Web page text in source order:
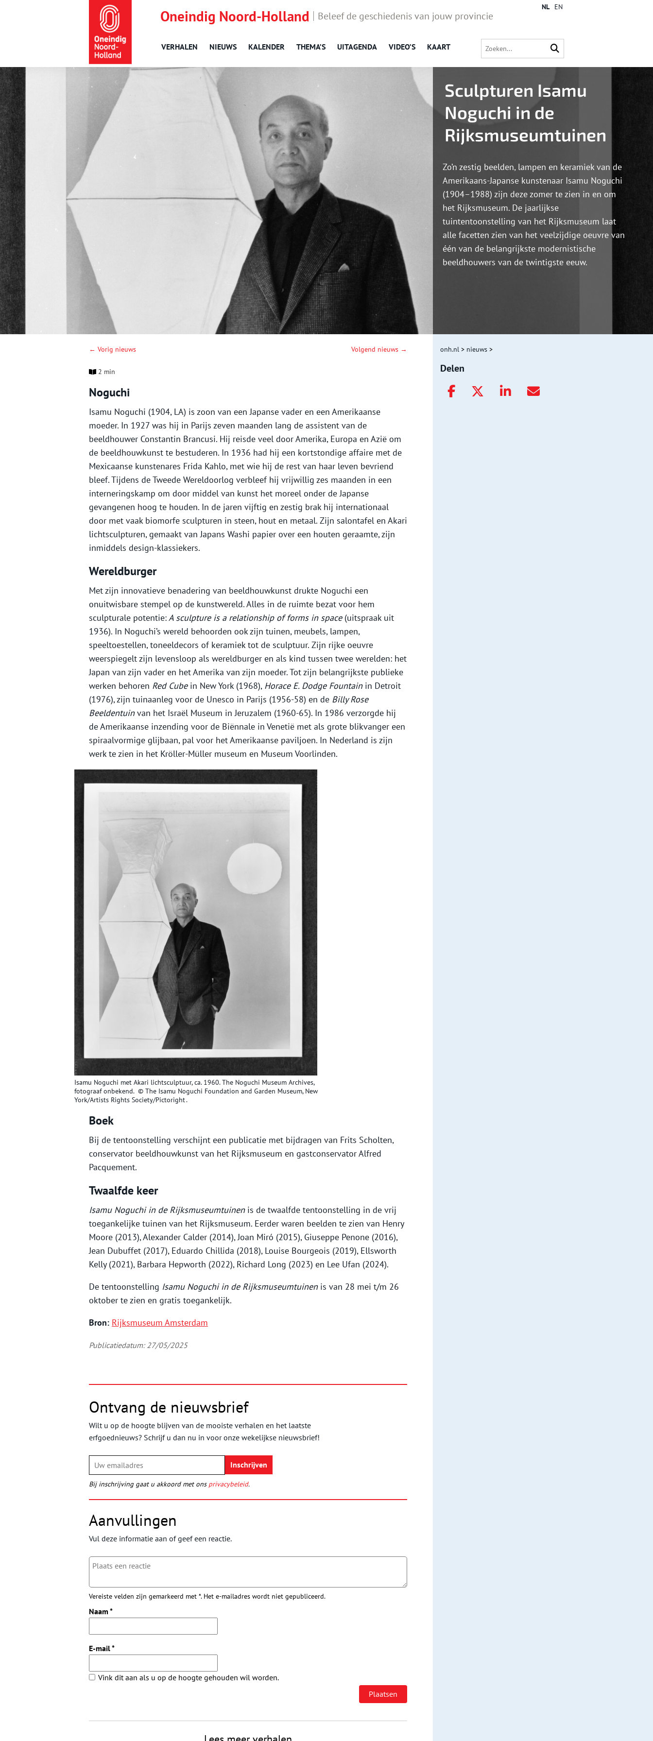
Oneindig Noord-Holland Beleef de geschiedenis van jouw provincie
VERHALEN NIEUWS KALENDER THEMA’S UITAGENDA VIDEO’S KAART
NL EN
Sculpturen Isamu
Noguchi in de
Rijksmuseumtuinen
Zo’n zestig beelden, lampen en keramiek van de
Amerikaans-Japanse kunstenaar Isamu Noguchi
(1904–1988) zijn deze zomer te zien in en om
het Rijksmuseum. De jaarlijkse
tuintentoonstelling van het Rijksmuseum laat
alle facetten zien van het veelzijdige oeuvre van
één van de belangrijkste modernistische
beeldhouwers van de twintigste eeuw.
← Vorig nieuws Volgend nieuws →
2 min
Noguchi
Isamu Noguchi (1904, LA) is zoon van een Japanse vader en een Amerikaanse
moeder. In 1927 was hij in Parijs zeven maanden lang de assistent van de
beeldhouwer Constantin Brancusi. Hij reisde veel door Amerika, Europa en Azië om
de beeldhouwkunst te bestuderen. In 1936 had hij een kortstondige affaire met de
Mexicaanse kunstenares Frida Kahlo, met wie hij de rest van haar leven bevriend
bleef. Tijdens de Tweede Wereldoorlog verbleef hij vrijwillig zes maanden in een
interneringskamp om door middel van kunst het moreel onder de Japanse
gevangenen hoog te houden. In de jaren vijftig en zestig brak hij internationaal
door met vaak biomorfe sculpturen in steen, hout en metaal. Zijn salontafel en Akari
lichtsculpturen, gemaakt van Japans Washi papier over een houten geraamte, zijn
inmiddels design-klassiekers.
Wereldburger
Met zijn innovatieve benadering van beeldhouwkunst drukte Noguchi een
onuitwisbare stempel op de kunstwereld. Alles in de ruimte bezat voor hem
sculpturale potentie:A sculpture is a relationship of forms in space(uitspraak uit
1936). In Noguchi’s wereld behoorden ook zijn tuinen, meubels, lampen,
speeltoestellen, toneeldecors of keramiek tot de sculptuur. Zijn rijke oeuvre
weerspiegelt zijn levensloop als wereldburger en als kind tussen twee werelden: het
Japan van zijn vader en het Amerika van zijn moeder. Tot zijn belangrijkste publieke
werken behoren Red Cubein New York (1968), Horace E. Dodge Fountain in Detroit
(1976), zijn tuinaanleg voor de Unesco in Parijs (1956-58) en de Billy Rose
Beeldentuinvan het Israël Museum in Jeruzalem (1960-65). In 1986 verzorgde hij
de Amerikaanse inzending voor de Biënnale in Venetië met als grote blikvanger een
spiraalvormige glijbaan, pal voor het Amerikaanse paviljoen. In Nederland is zijn
werk te zien in het Kröller-Müller museum en Museum Voorlinden.
Isamu Noguchi met Akari lichtsculptuur, ca. 1960. The Noguchi Museum Archives,
fotograaf onbekend. © The Isamu Noguchi Foundation and Garden Museum, New
York/Artists Rights Society/Pictoright .
Boek
Bij de tentoonstelling verschijnt een publicatie met bijdragen van Frits Scholten,
conservator beeldhouwkunst van het Rijksmuseum en gastconservator Alfred
Pacquement.
Twaalfde keer
Isamu Noguchi in de Rijksmuseumtuinen is de twaalfde tentoonstelling in de vrij
toegankelijke tuinen van het Rijksmuseum. Eerder waren beelden te zien van Henry
Moore (2013), Alexander Calder (2014), Joan Miró (2015), Giuseppe Penone (2016),
Jean Dubuffet (2017), Eduardo Chillida (2018), Louise Bourgeois (2019), Ellsworth
Kelly (2021), Barbara Hepworth (2022), Richard Long (2023) en Lee Ufan (2024).
De tentoonstelling Isamu Noguchi in de Rijksmuseumtuinenis van 28 mei t/m 26
oktober te zien en gratis toegankelijk.
Bron: Rijksmuseum Amsterdam
Publicatiedatum: 27/05/2025
Ontvang de nieuwsbrief
Wilt u op de hoogte blijven van de mooiste verhalen en het laatste
erfgoednieuws? Schrijf u dan nu in voor onze wekelijkse nieuwsbrief!
Bij inschrijving gaat u akkoord met ons privacybeleid.
Aanvullingen
Vul deze informatie aan of geef een reactie.
Vereiste velden zijn gemarkeerd met *. Het e-mailadres wordt niet gepubliceerd.
Naam *
E-mail*
Vink dit aan als u op de hoogte gehouden wil worden.
onh.nl > nieuws >
Delen